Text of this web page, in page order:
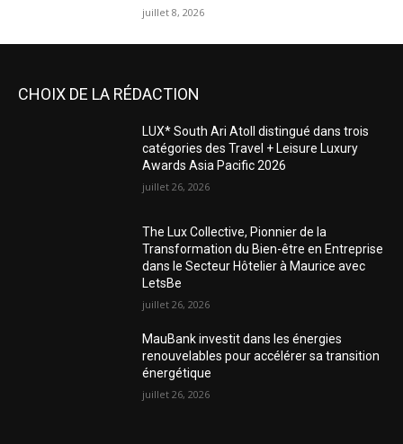
juillet 8, 2026
CHOIX DE LA RÉDACTION
LUX* South Ari Atoll distingué dans trois
catégories des Travel + Leisure Luxury
Awards Asia Pacific 2026
juillet 26, 2026
The Lux Collective, Pionnier de la
Transformation du Bien-être en Entreprise
dans le Secteur Hôtelier à Maurice avec
LetsBe
juillet 26, 2026
MauBank investit dans les énergies
renouvelables pour accélérer sa transition
énergétique
juillet 26, 2026